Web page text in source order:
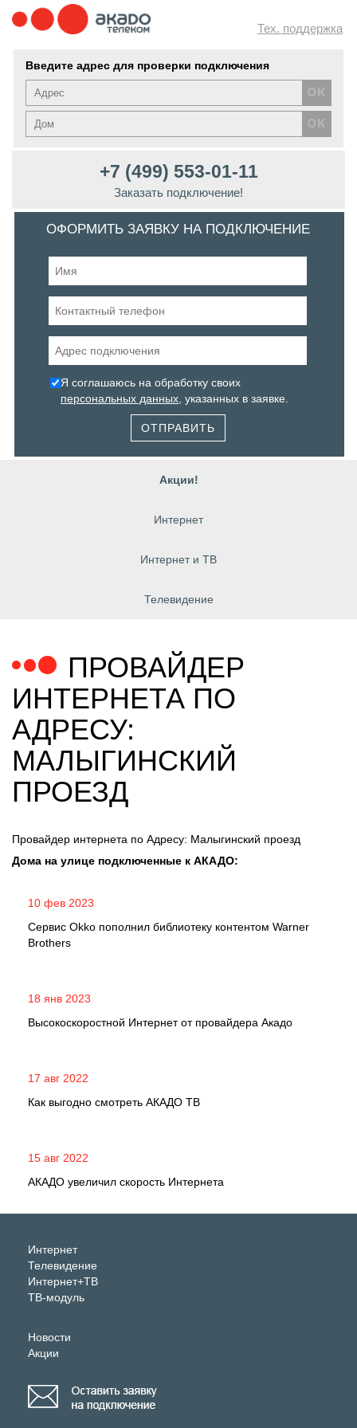
Тех. поддержка
Введите адрес для проверки подключения
+7 (499) 553-01-11
Заказать подключение!
ОФОРМИТЬ ЗАЯВКУ НА ПОДКЛЮЧЕНИЕ
Я соглашаюсь на обработку своих
персональных данных , указанных в заявке.
ОТПРАВИТЬ
Акции!
Интернет
Интернет и ТВ
Телевидение
ПРОВАЙДЕР
ИНТЕРНЕТА ПО
АДРЕСУ:
МАЛЫГИНСКИЙ
ПРОЕЗД
Провайдер интернета по Адресу: Малыгинский проезд
Дома на улице подключенные к АКАДО:
10 фев 2023
Сервис Okko пополнил библиотеку контентом Warner
Brothers
18 янв 2023
Высокоскоростной Интернет от провайдера Акадо
17 авг 2022
Как выгодно смотреть АКАДО ТВ
15 авг 2022
АКАДО увеличил скорость Интернета
Интернет
Телевидение
Интернет+ТВ
ТВ-модуль
Новости
Акции